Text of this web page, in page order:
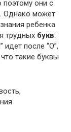
они с
Однако может
ребенка
трудных букв:
идет после “О”,
такие буквы